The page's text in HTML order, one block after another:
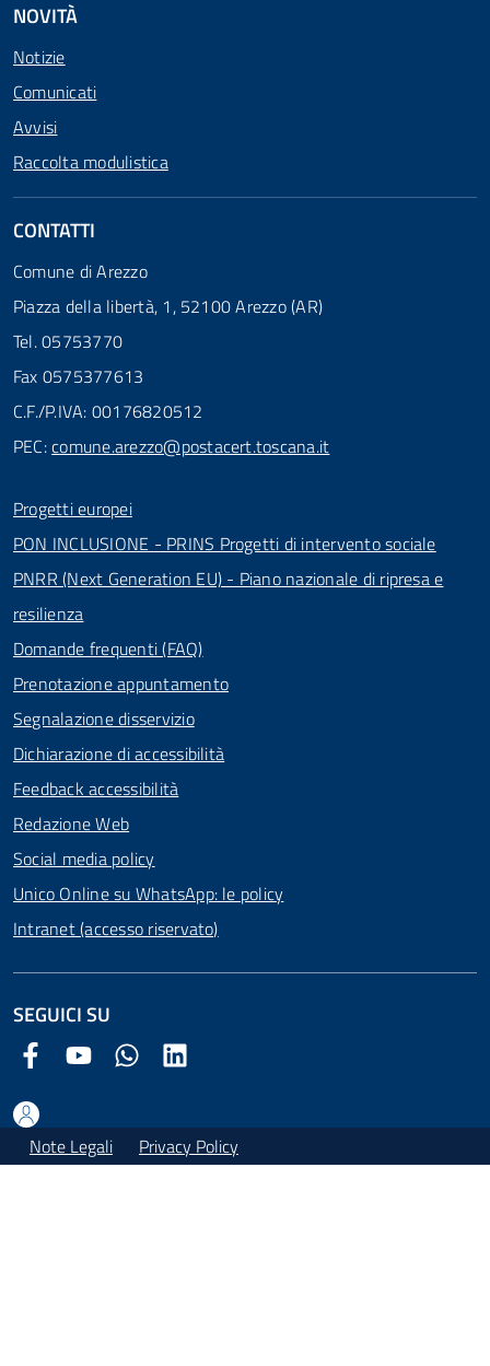
NOVITÀ
Notizie
Comunicati
Avvisi
Raccolta modulistica
CONTATTI
Comune di Arezzo
Piazza della libertà, 1, 52100 Arezzo (AR)
Tel. 05753770
Fax 0575377613
C.F./P.IVA: 00176820512
PEC:comune.arezzo@postacert.toscana.it
Progetti europei
PON INCLUSIONE - PRINS Progetti di intervento sociale
PNRR (Next Generation EU) - Piano nazionale di ripresa e
resilienza
Domande frequenti (FAQ)
Prenotazione appuntamento
Segnalazione disservizio
Dichiarazione di accessibilità
Feedback accessibilità
Redazione Web
Social media policy
Unico Online su WhatsApp: le policy
Intranet (accesso riservato)
SEGUICI SU
Facebook Comune di Arezzo
Youtube Comune di Arezzo
Twitter Comune di Arezzo
Note Legali Privacy Policy